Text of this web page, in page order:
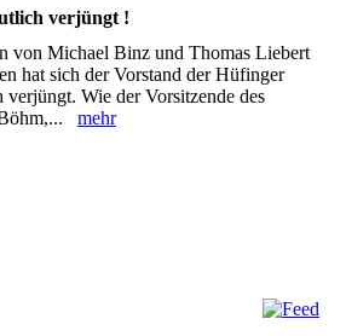
verjüngt !
von Michael Binz und Thomas Liebert
hat sich der Vorstand der Hüfinger
Wie der Vorsitzende des
mehr